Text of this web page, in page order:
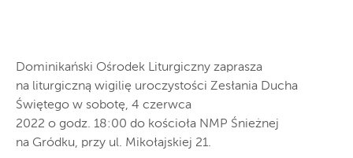
Dominikański Ośrodek Liturgiczny zaprasza
na liturgiczną wigilię uroczystości Zesłania Ducha
Świętego w sobotę, 4 czerwca
2022 o godz. 18:00 do kościoła NMP Śnieżnej
na Gródku, przy ul. Mikołajskiej 21.